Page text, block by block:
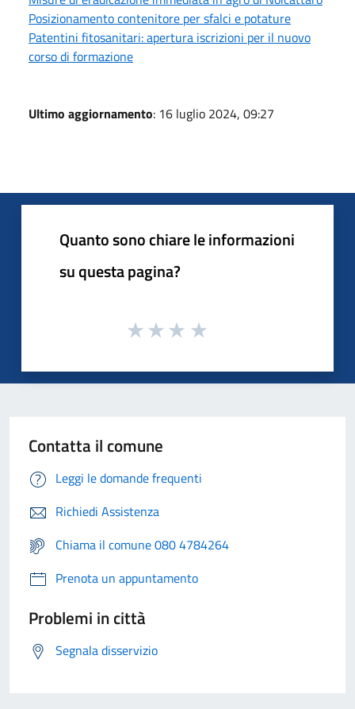
Posizionamento contenitore per sfalci e potature
Patentini fitosanitari: apertura iscrizioni per il nuovo
corso di formazione
Ultimo aggiornamento: 16 luglio 2024, 09:27
Quanto sono chiare le informazioni
su questa pagina?
Contatta il comune
Leggi le domande frequenti
Richiedi Assistenza
Chiama il comune 080 4784264
Prenota un appuntamento
Problemi in città
Segnala disservizio